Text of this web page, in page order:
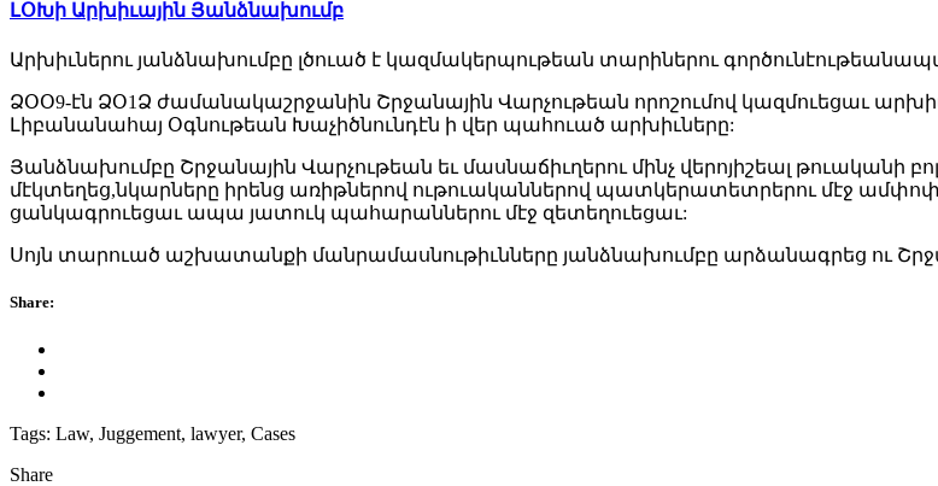
ԼՕԽի Արխիւային Յանձնախումբ
Արխիւներու յանձնախումբը լծուած է կազմակերպութեան տարիներու
ՁՕՕ9-էն ՁՕ1Ձ ժամանակաշրջանին Շրջանային Վարչութեան որոշումով կազմուեցաւ
Լիբանանահայ Օգնութեան Խաչիծնունդէն ի վեր պահուած արխիւները:
Յանձնախումբը Շրջանային Վարչութեան եւ մասնաճիւղերու մինչ վերոյիշեալ թուականի
մէկտեղեց,նկարները իրենց առիթներով ութուականներով պատկերատետրերու մէջ
ցանկագրուեցաւ ապա յատուկ պահարաններու մէջ զետեղուեցաւ:
Սոյն տարուած աշխատանքի մանրամասնութիւնները յանձնախումբը արձանագրեց ու
Share:
Tags: Law, Juggement, lawyer, Cases
Share